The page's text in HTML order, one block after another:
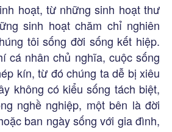
hoạt, từ những sinh hoạt thư
sinh hoạt chăm chỉ nghiên
tôi sống đời sống kết hiệp.
cá nhân chủ nghĩa, cuộc sống
kín, từ đó chúng ta dễ bị xiêu
không có kiểu sống tách biệt,
nghề nghiệp, một bên là đời
ban ngày sống với gia đình,